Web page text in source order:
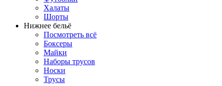
Халаты
Шорты
Нижнее бельё
Посмотреть всё
Боксеры
Майки
Наборы трусов
Носки
Трусы